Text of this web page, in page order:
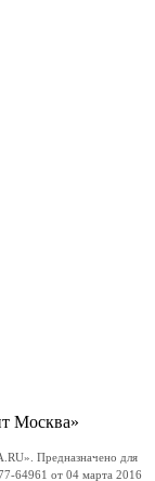
Москва»
Предназначено для
64961 от 04 марта 2016